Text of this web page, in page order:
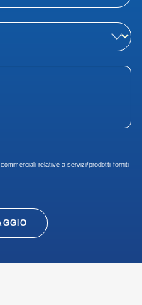
relative a servizi/prodotti forniti